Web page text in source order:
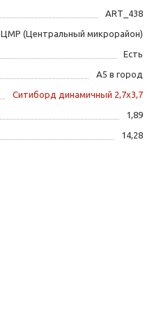
ART_438
ЦМР (Центральный микрорайон)
Есть
А5 в город
Ситиборд динамичный 2,7х3,7
1,89
14,28